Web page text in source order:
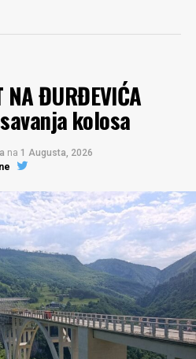
NA ĐURĐEVIĆA
kolosa
na 1 Augusta, 2026